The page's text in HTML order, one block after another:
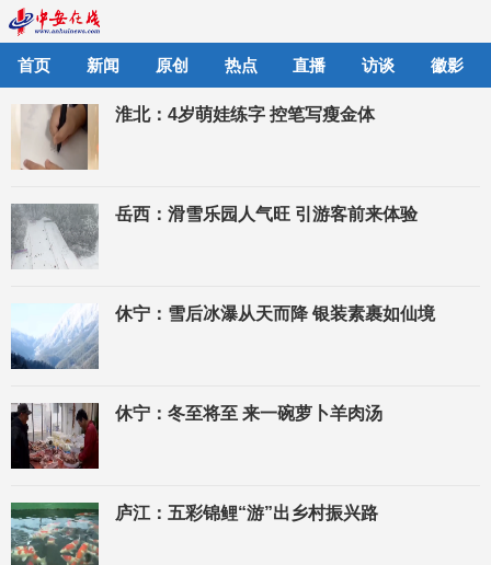
首页 新闻 原创 热点 直播 访谈 徽影
淮北：4岁萌娃练字 控笔写瘦金体
岳西：滑雪乐园人气旺 引游客前来体验
休宁：雪后冰瀑从天而降 银装素裹如仙境
休宁：冬至将至 来一碗萝卜羊肉汤
庐江：五彩锦鲤“游”出乡村振兴路